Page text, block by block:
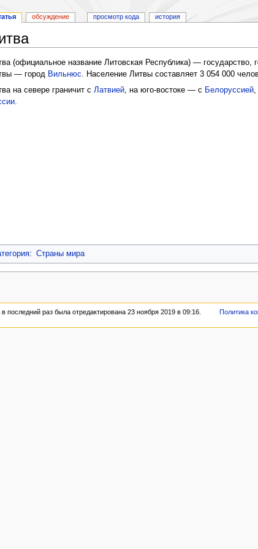
(официальное название Литовская Республика) — государство,
— город Вильнюс. Население Литвы составляет 3 054 000
на севере граничит с Латвией, на юго-востоке — с Белоруссией,
.
: Страны мира
обсуждение просмотр кода история
последний раз была отредактирована 23 ноября 2019 в 09:16. Политика